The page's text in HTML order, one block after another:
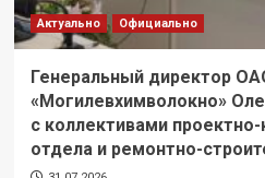
Актуально Официально
Генеральный директор
«Могилевхимволокно»
с коллективами
отдела и ремонтно-